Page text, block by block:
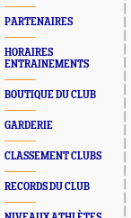
PARTENAIRES
HORAIRES
ENTRAINEMENTS
BOUTIQUE DU CLUB
GARDERIE
CLASSEMENT CLUBS
RECORDS DU CLUB